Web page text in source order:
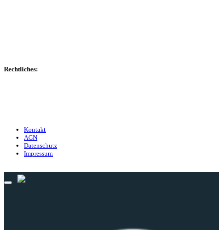
Rechtliches:
Kontakt
AGN
Datenschutz
Impressum